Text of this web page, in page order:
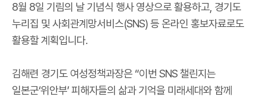
8월 8일 기림의 날 기념식 행사 영상으로 활용하고, 경기도
누리집 및 사회관계망서비스(SNS) 등 온라인 홍보자료로도
활용할 계획입니다.
김해련 경기도 여성정책과장은 “이번 SNS 챌린지는
일본군‘위안부’ 피해자들의 삶과 기억을 미래세대와 함께